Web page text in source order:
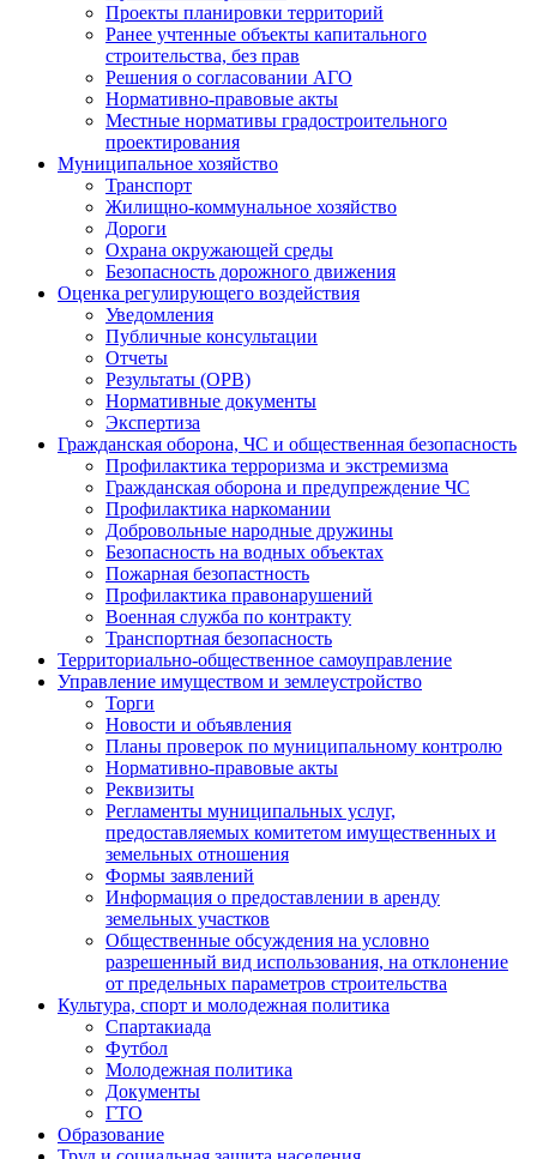
Проекты планировки территорий
Ранее учтенные объекты капитального
строительства, без прав
Решения о согласовании АГО
Нормативно-правовые акты
Местные нормативы градостроительного
проектирования
Муниципальное хозяйство
Транспорт
Жилищно-коммунальное хозяйство
Дороги
Охрана окружающей среды
Безопасность дорожного движения
Оценка регулирующего воздействия
Уведомления
Публичные консультации
Отчеты
Результаты (ОРВ)
Нормативные документы
Экспертиза
Гражданская оборона, ЧС и общественная безопасность
Профилактика терроризма и экстремизма
Гражданская оборона и предупреждение ЧС
Профилактика наркомании
Добровольные народные дружины
Безопасность на водных объектах
Пожарная безопастность
Профилактика правонарушений
Военная служба по контракту
Транспортная безопасность
Территориально-общественное самоуправление
Управление имуществом и землеустройство
Торги
Новости и объявления
Планы проверок по муниципальному контролю
Нормативно-правовые акты
Реквизиты
Регламенты муниципальных услуг,
предоставляемых комитетом имущественных и
земельных отношения
Формы заявлений
Информация о предоставлении в аренду
земельных участков
Общественные обсуждения на условно
разрешенный вид использования, на отклонение
от предельных параметров строительства
Культура, спорт и молодежная политика
Спартакиада
Футбол
Молодежная политика
Документы
ГТО
Образование